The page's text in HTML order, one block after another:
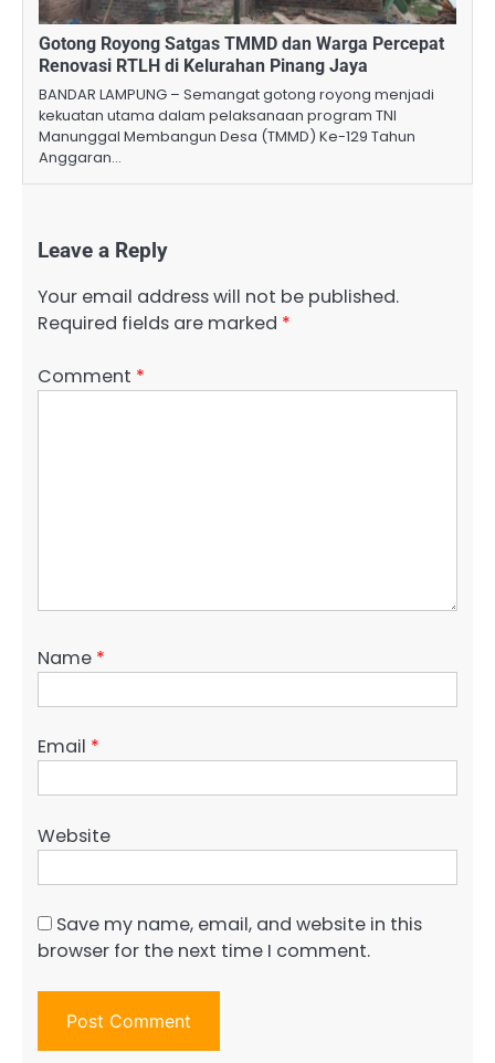
Gotong Royong Satgas TMMD dan Warga Percepat
Renovasi RTLH di Kelurahan Pinang Jaya
BANDAR LAMPUNG – Semangat gotong royong menjadi
kekuatan utama dalam pelaksanaan program TNI
Manunggal Membangun Desa (TMMD) Ke-129 Tahun
Anggaran…
Leave a Reply
Your email address will not be published.
Required fields are marked *
Comment *
Name *
Email *
Website
Save my name, email, and website in this
browser for the next time I comment.